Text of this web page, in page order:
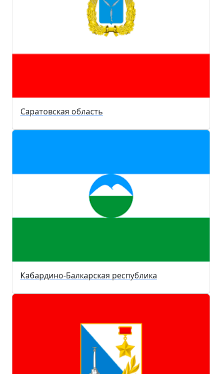
Саратовская область
Кабардино-Балкарская республика